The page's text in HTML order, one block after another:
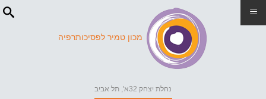
מכון טמיר לפסיכותרפיה
נחלת יצחק 32א', תל אביב
≡